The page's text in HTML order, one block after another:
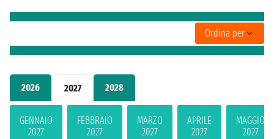
2026 2027 2028
GENNAIO
2027
FEBBRAIO
2027
MARZO
2027
APRILE
2027
MAGGIO
2027
Ordina per